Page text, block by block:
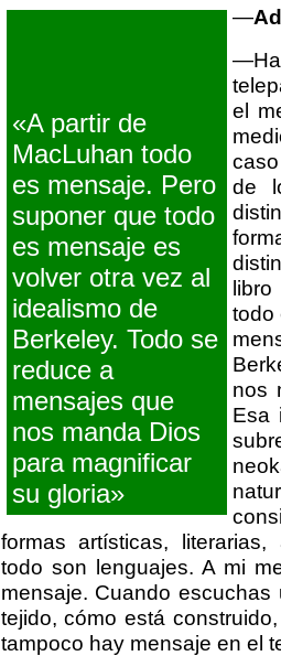
«A partir de
MacLuhan todo
es mensaje. Pero
suponer que todo
es mensaje es
volver otra vez al
idealismo de
Berkeley. Todo se
reduce a
mensajes que
nos manda Dios
para magnificar
su gloria»
—
el
de
todo
nos
Esa
formas artísticas,
todo son lenguajes. A mi
mensaje. Cuando
tejido, cómo está
tampoco hay mensaje en el